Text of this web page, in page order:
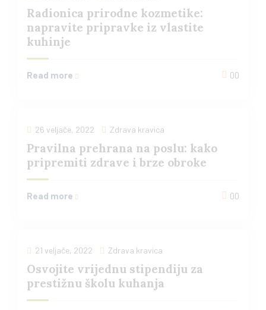
Radionica prirodne kozmetike:
napravite pripravke iz vlastite
kuhinje
Read more 00
26 veljače, 2022 Zdrava kravica
Pravilna prehrana na poslu: kako
pripremiti zdrave i brze obroke
Read more 00
21 veljače, 2022 Zdrava kravica
Osvojite vrijednu stipendiju za
prestižnu školu kuhanja